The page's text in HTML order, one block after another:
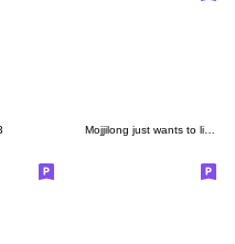
Mojjilong just wants to lie down...